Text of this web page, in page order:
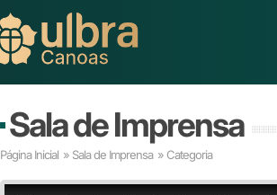
Sala de Imprensa
Página Inicial » Sala de Imprensa » Categoria